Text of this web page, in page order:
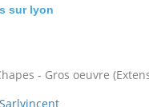
sur lyon
- Gros oeuvre
Sarlvincent